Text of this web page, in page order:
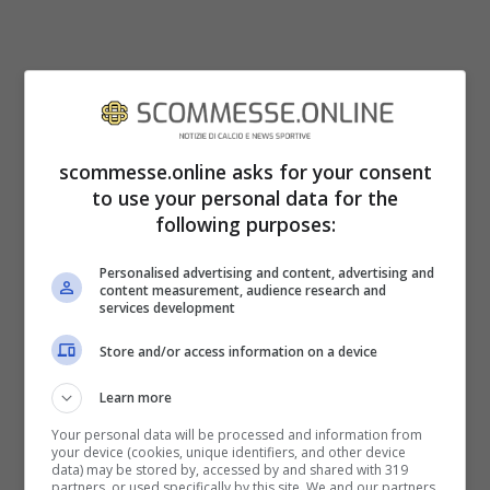
Mondiali truccati: secondo molti tifosi,
c’è un fondo di verità
Visti gli scandali degli ultimi anni, già molti
calcio con gli stessi occhi di una volta, poi
arrivano queste dichiarazioni dell’ex c.t.
scommesse.online asks for your consent
to use your personal data for the
following purposes:
Personalised advertising and content, advertising and
content measurement, audience research and
services development
Store and/or access information on a device
Learn more
Your personal data will be processed and information from
your device (cookies, unique identifiers, and other device
data) may be stored by, accessed by and shared with 319